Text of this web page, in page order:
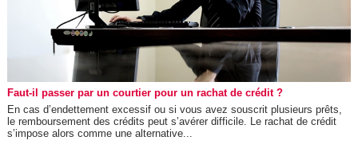
Faut-il passer par un courtier pour un rachat de crédit ?
En cas d’endettement excessif ou si vous avez souscrit plusieurs prêts,
le remboursement des crédits peut s’avérer difficile. Le rachat de crédit
s’impose alors comme une alternative...